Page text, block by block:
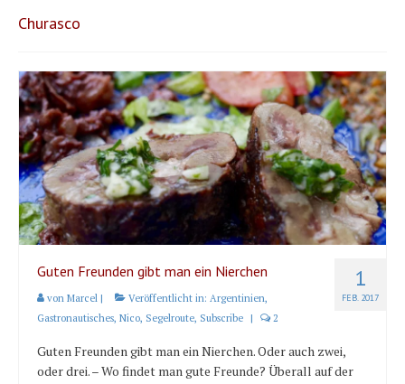
Crew
Karte und Wind
Länder und Inseln
Mittelmeer 2010-2013
Bordbibliothek
Abonnieren
Yachtüberführung weltweit
Churasco
1
FEB. 2017
Guten Freunden gibt man ein Nierchen
von Marcel | Veröffentlicht in: Argentinien,
Gastronautisches, Nico, Segelroute, Subscribe | 2
Guten Freunden gibt man ein Nierchen. Oder auch zwei,
oder drei. – Wo findet man gute Freunde? Überall auf der